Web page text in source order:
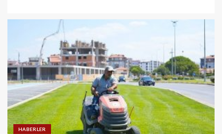
HABERLER